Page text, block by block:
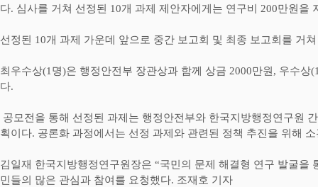
다. 심사를 거쳐 선정된 10개 과제 제안자에게는 연구비 200만원을
선정된 10개 과제 가운데 앞으로 중간 보고회 및 최종 보고회를 거
최우수상(1명)은 행정안전부 장관상과 함께 상금 2000만원, 우수상
다.
공모전을 통해 선정된 과제는 행정안전부와 한국지방행정연구원
획이다. 공론화 과정에서는 선정 과제와 관련된 정책 추진을 위해
김일재 한국지방행정연구원장은 “국민의 문제 해결형 연구 발굴을
민들의 많은 관심과 참여를 요청했다. 조재호 기자